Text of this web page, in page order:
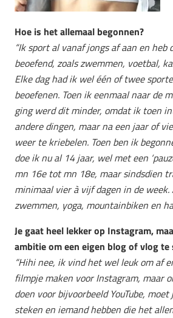
Hoe is het allemaal begonnen?
“Ik sport al vanaf jongs af aan en heb
beoefend, zoals zwemmen, voetbal,
Elke dag had ik wel één of twee
beoefenen. Toen ik eenmaal naar de
ging werd dit minder, omdat ik toen
andere dingen, maar na een jaar of
weer te kriebelen. Toen ben ik
doe ik nu al 14 jaar, wel met een
mn 16e tot mn 18e, maar sindsdien
minimaal vier à vijf dagen in de
zwemmen, yoga, mountainbiken en
Je gaat heel lekker op Instagram,
ambitie om een eigen blog of vlog te
“Hihi nee, ik vind het wel leuk om af
filmpje maken voor Instagram, maar
doen voor bijvoorbeeld YouTube,
steken en iemand hebben die het